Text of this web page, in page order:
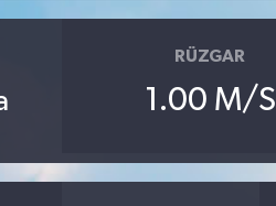
RÜZGAR
1.00 M/S